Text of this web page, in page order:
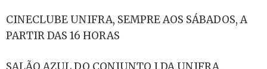
CINECLUBE UNIFRA, SEMPRE AOS SÁBADOS, A
PARTIR DAS 16 HORAS